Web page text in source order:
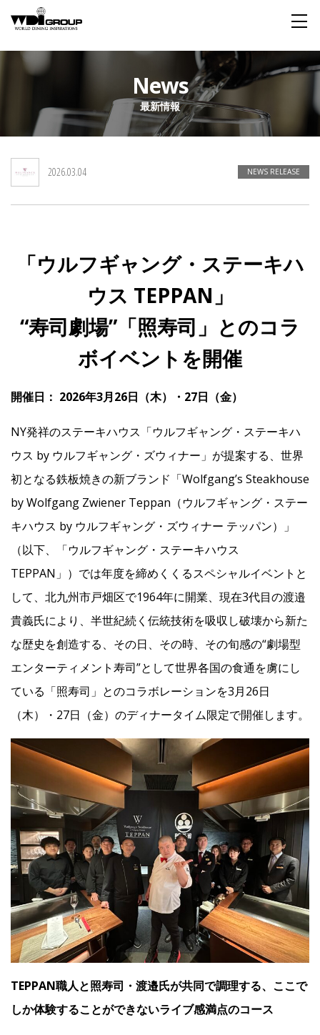
About WDI
WDI STANDARD
私たちが大切にするもの 舞台は世界
Social Responsibility Sustainability
Restaurant
Wedding
IR
財務・業績情報 株式情報
よくあるご質問 IRお問い合わせ 免責事項
Franchise
Recruit
Contact
Facebook
JP EN
News
最新情報
2026.03.04 NEWS RELEASE
「ウルフギャング・ステーキハ
ウス TEPPAN」
“寿司劇場”「照寿司」とのコラ
ボイベントを開催
開催日： 2026年3月26日（木）・27日（金）
NY発祥のステーキハウス「ウルフギャング・ステーキハ
ウス by ウルフギャング・ズウィナー」が提案する、世界
初となる鉄板焼きの新ブランド「Wolfgang’s Steakhouse
by Wolfgang Zwiener Teppan（ウルフギャング・ステー
キハウス by ウルフギャング・ズウィナー テッパン）」
（以下、「ウルフギャング・ステーキハウス
TEPPAN」）では年度を締めくくるスペシャルイベントと
して、北九州市戸畑区で1964年に開業、現在3代目の渡邉
貴義氏により、半世紀続く伝統技術を吸収し破壊から新た
な歴史を創造する、その日、その時、その旬感の“劇場型
エンターティメント寿司”として世界各国の食通を虜にし
ている「照寿司」とのコラボレーションを3月26日
（木）・27日（金）のディナータイム限定で開催します。
TEPPAN職人と照寿司・渡邉氏が共同で調理する、ここで
しか体験することができないライブ感満点のコース